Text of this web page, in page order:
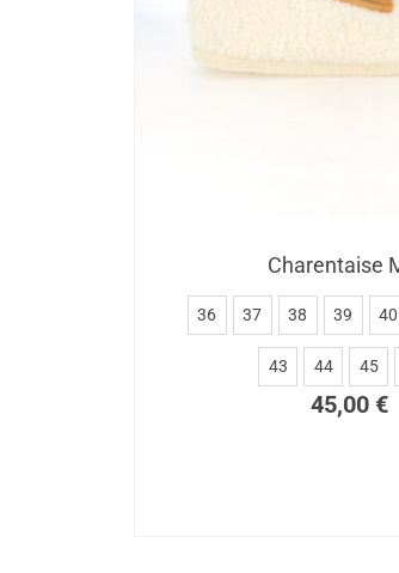
Charentaise
36 37 38 39 40
43 44 45
45,00 €